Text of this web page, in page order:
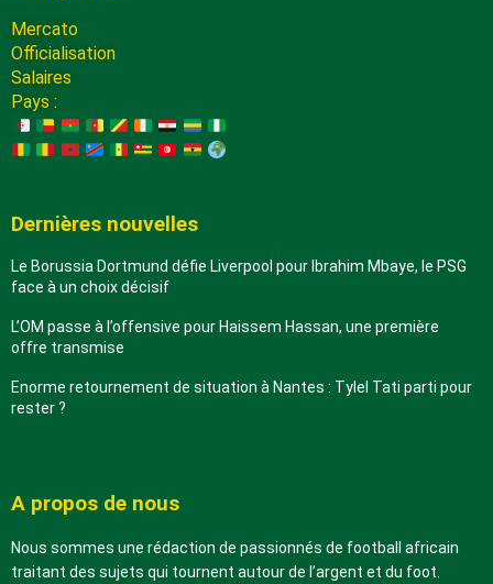
Mercato
Officialisation
Salaires
Pays :
Dernières nouvelles
Le Borussia Dortmund défie Liverpool pour Ibrahim Mbaye, le PSG
face à un choix décisif
L’OM passe à l’offensive pour Haissem Hassan, une première
offre transmise
Enorme retournement de situation à Nantes : Tylel Tati parti pour
rester ?
A propos de nous
Nous sommes une rédaction de passionnés de football africain
traitant des sujets qui tournent autour de l’argent et du foot.